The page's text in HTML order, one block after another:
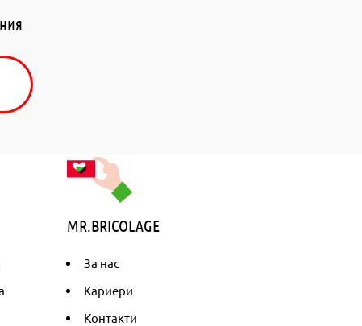
MR.BRICOLAGE
За нас
Кариери
Контакти